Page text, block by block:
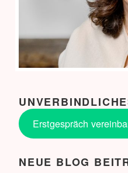
Erstgespräch
NEUE BLOG